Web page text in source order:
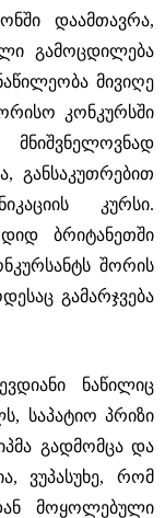
დაამთავრა,
გამოცდილება
მივიღე
კონკურსში
განსაკუთრებით
კურსი.
ბრიტანეთში
შორის
გამარჯვება
ნაწილიც
საპატიო პრიზი
გადმომცა და
ვუპასუხე, რომ
მოყოლებული